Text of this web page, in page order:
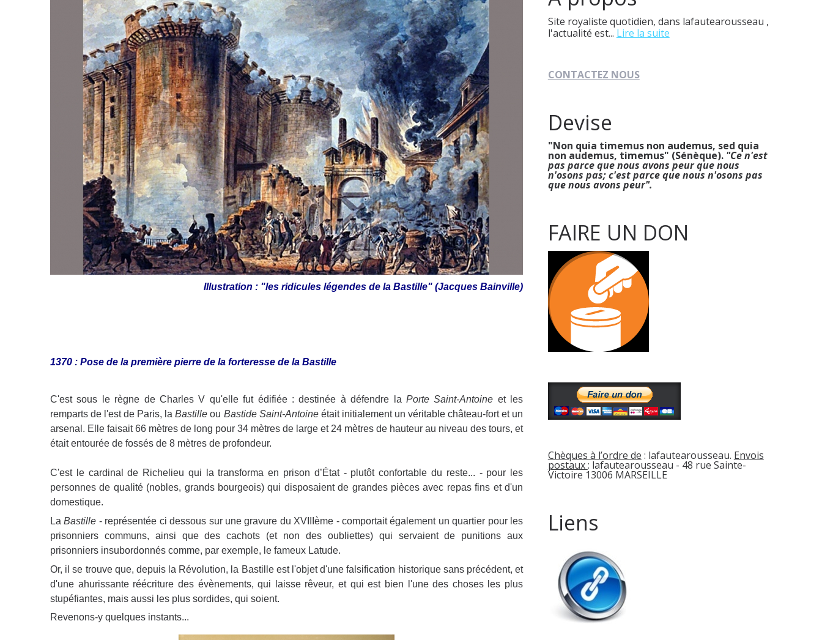
Illustration : "les ridicules légendes de la Bastille" (Jacques Bainville)
1370 : Pose de la première pierre de la forteresse de la Bastille
C'est sous le règne de Charles V qu'elle fut édifiée : destinée à défendre la Porte Saint-Antoine et les
remparts de l'est de Paris, la Bastille ou Bastide Saint-Antoineétait initialement un véritable château-fort et un
arsenal. Elle faisait 66 mètres de long pour 34 mètres de large et 24 mètres de hauteur au niveau des tours, et
était entourée de fossés de 8 mètres de profondeur.
C'est le cardinal de Richelieu qui la transforma en prison d’État - plutôt confortable du reste... - pour les
personnes de qualité (nobles, grands bourgeois) qui disposaient de grandes pièces avec repas fins et d'un
domestique.
LaBastille - représentée ci dessous sur une gravure du XVIIIème - comportait également un quartier pour les
prisonniers communs, ainsi que des cachots (et non des oubliettes) qui servaient de punitions aux
prisonniers insubordonnés comme, par exemple, le fameux Latude.
Or, il se trouve que, depuis la Révolution, la Bastille est l'objet d'une falsification historique sans précédent, et
d'une ahurissante réécriture des évènements, qui laisse rêveur, et qui est bien l'une des choses les plus
stupéfiantes, mais aussi les plus sordides, qui soient.
Revenons-y quelques instants...
Site royaliste quotidien, dans lafautearousseau ,
l'actualité est... Lire la suite
CONTACTEZ NOUS
Devise
"Non quia timemus non audemus, sed quia
non audemus, timemus" (Sénèque). "Ce n'est
pas parce que nous avons peur que nous
n'osons pas; c'est parce que nous n'osons pas
que nous avons peur".
FAIRE UN DON
Chèques à l’ordre de : lafautearousseau. Envois
postaux: lafautearousseau - 48 rue Sainte-
Victoire 13006 MARSEILLE
Liens